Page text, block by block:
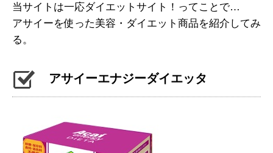
当サイトは一応ダイエットサイト！ってことで…
アサイーを使った美容・ダイエット商品を紹介してみ
る。
アサイーエナジーダイエッタ